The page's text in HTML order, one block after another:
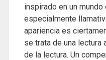
inspirado en un
especialmente
apariencia es
se trata de una lectura
de la lectura. Un